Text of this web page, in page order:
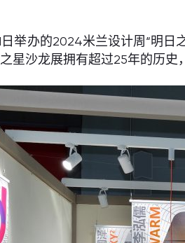
日举办的2024米兰设计周“明
星沙龙展拥有超过25年的历史